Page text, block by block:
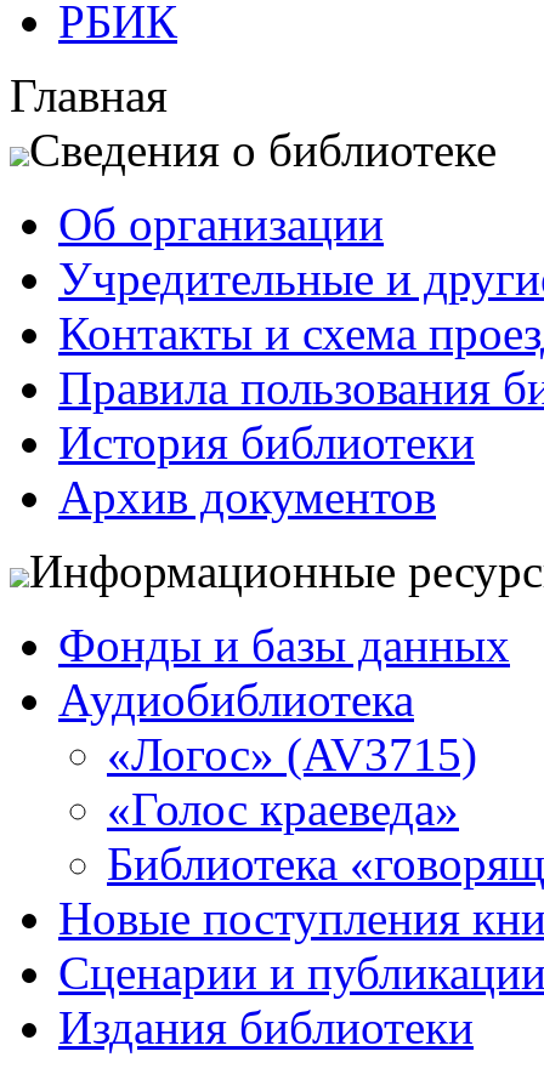
РБИК
Главная
Сведения о библиотеке
Об организации
Учредительные и
Контакты и схема
Правила пользования
История библиотеки
Архив документов
Информационные
Фонды и базы данных
Аудиобиблиотека
«Логос» (AV3715)
«Голос краеведа»
Библиотека
Новые поступления
Сценарии и
Издания библиотеки